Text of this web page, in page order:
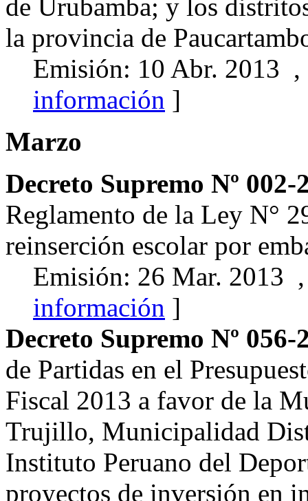
de Urubamba; y los
la provincia de
Emisión: 10 Abr. 2013
información ]
Marzo
Decreto Supremo Nº 002-
Reglamento de la Ley N°
reinserción escolar por
Emisión: 26 Mar. 2013
información ]
Decreto Supremo Nº 056-
de Partidas en el
Fiscal 2013 a favor de la
Trujillo, Municipalidad
Instituto Peruano del
proyectos de inversión en